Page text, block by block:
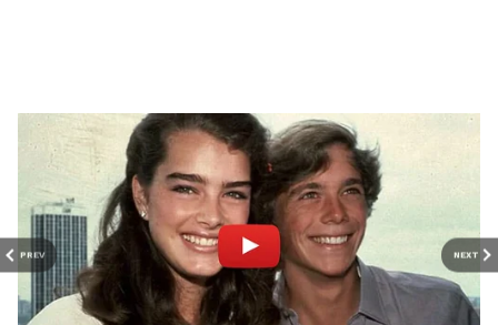
PREV NEXT